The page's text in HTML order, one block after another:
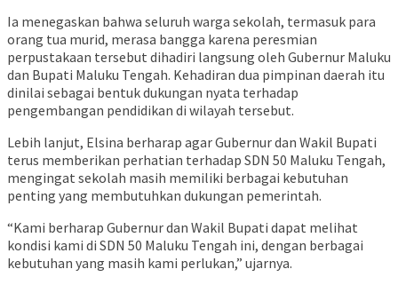
Ia menegaskan bahwa seluruh warga sekolah, termasuk para
orang tua murid, merasa bangga karena peresmian
perpustakaan tersebut dihadiri langsung oleh Gubernur Maluku
dan Bupati Maluku Tengah. Kehadiran dua pimpinan daerah itu
dinilai sebagai bentuk dukungan nyata terhadap
pengembangan pendidikan di wilayah tersebut.
Lebih lanjut, Elsina berharap agar Gubernur dan Wakil Bupati
terus memberikan perhatian terhadap SDN 50 Maluku Tengah,
mengingat sekolah masih memiliki berbagai kebutuhan
penting yang membutuhkan dukungan pemerintah.
“Kami berharap Gubernur dan Wakil Bupati dapat melihat
kondisi kami di SDN 50 Maluku Tengah ini, dengan berbagai
kebutuhan yang masih kami perlukan,” ujarnya.